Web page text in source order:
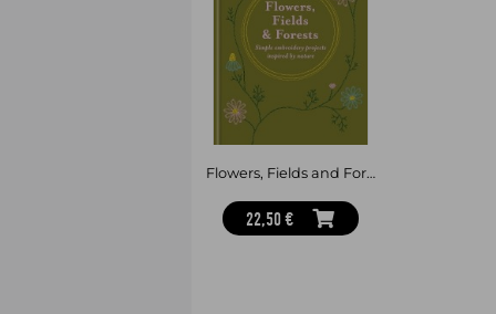
Flowers, Fields and Forests - Simple Embroidery Projects Inspired by Nature
22,50 €